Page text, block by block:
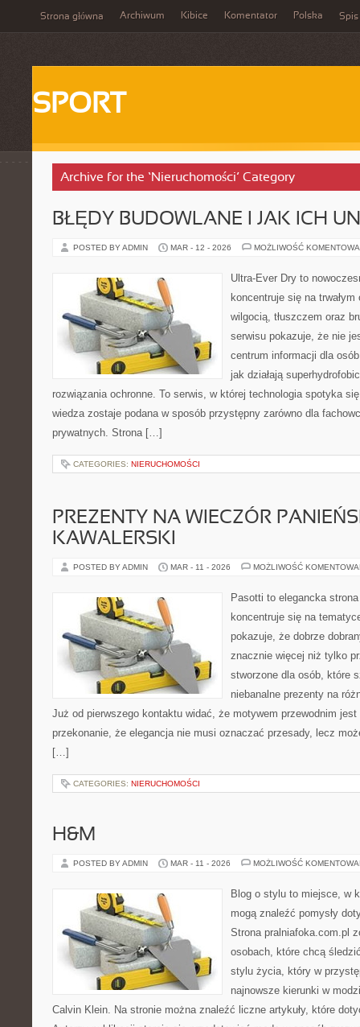
Strona główna Archiwum Kibice Komentator Polska Spis
SPORT
Archive for the ‘Nieruchomości’ Category
BŁĘDY BUDOWLANE I JAK ICH
POSTED BY ADMIN MAR - 12 - 2026 MOŻLIWOŚĆ
Ultra-Ever Dry to
koncentruje się na trwałym
wilgocią, tłuszczem oraz
serwisu pokazuje, że nie
centrum informacji dla
jak działają
rozwiązania ochronne. To serwis, w której technologia spotyka
wiedza zostaje podana w sposób przystępny zarówno dla
prywatnych. Strona […]
CATEGORIES: NIERUCHOMOŚCI
PREZENTY NA WIECZÓR
KAWALERSKI
POSTED BY ADMIN MAR - 11 - 2026 MOŻLIWOŚĆ
Pasotti to elegancka
koncentruje się na
pokazuje, że dobrze
znacznie więcej niż tylko
stworzone dla osób, które
niebanalne prezenty na
Już od pierwszego kontaktu widać, że motywem przewodnim
przekonanie, że elegancja nie musi oznaczać przesady, lecz
[…]
CATEGORIES: NIERUCHOMOŚCI
H&M
POSTED BY ADMIN MAR - 11 - 2026 MOŻLIWOŚĆ
Blog o stylu to miejsce, w
mogą znaleźć pomysły
Strona pralniafoka.com.pl
osobach, które chcą
stylu życia, który w
najnowsze kierunki w
Calvin Klein. Na stronie można znaleźć liczne artykuły, które